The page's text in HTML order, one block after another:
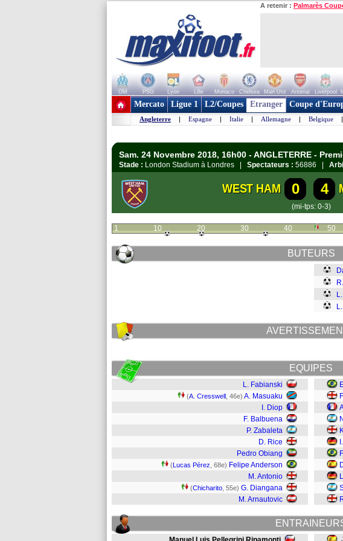
A retenir : Palmarès
OM PSG Lyon Lille Monaco Chelsea Man Utd Arsenal Liverpool
+ de clubs
Mercato Ligue 1 L2/Coupes Etranger Coupe
Angleterre | Espagne | Italie | Allemagne | Belgique |
Sam. 24 Novembre 2018, 16h00 - ANGLETERRE -
Stade : London Stadium à Londres | Spectateurs : 56886 |
WEST HAM 0 4
(mi-tps: 0-3)
1 10 20 30 40 50
BUTEURS
EQUIPES
L. Fabianski
(A. Cresswell , 46e) A. Masuaku
I. Diop
F. Balbuena
P. Zabaleta
D. Rice
Pedro Obiang
(Lucas Pérez , 68e) Felipe Anderson
M. Antonio
(Chicharito , 55e) G. Diangana
M. Arnautovic